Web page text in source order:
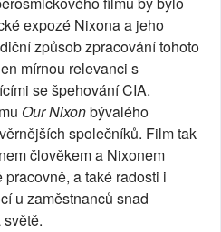
expozé Nixona a jeho
způsob zpracování tohoto
mírnou relevanci s
se špehování CIA.
Our Nixonbývalého
společníků. Film tak
člověkem a Nixonem
a také radosti i
u zaměstnanců snad